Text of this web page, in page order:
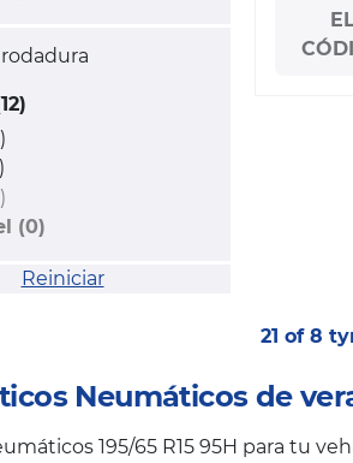
(12)
No label (0)
Reiniciar
21 of 8
Neumáticos de
195/65 R15 95H para tu